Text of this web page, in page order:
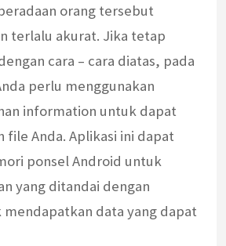
orang tersebut
terlalu akurat. Jika tetap
cara – cara diatas, pada
perlu menggunakan
information untuk dapat
file Anda. Aplikasi ini dapat
ponsel Android untuk
yang ditandai dengan
mendapatkan data yang dapat